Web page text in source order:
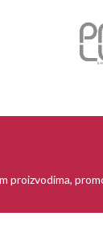
proizvodima,